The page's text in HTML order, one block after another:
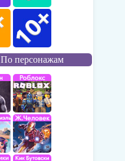
По персонажам